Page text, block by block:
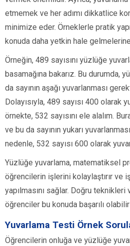
etmemek ve her adımı dikkatlice
minimize eder. Örneklerle pratik
konuda daha yetkin hale gelmelerine
Örneğin, 489 sayısını yüzlüğe
basamağına bakarız. Bu durumda,
da sayının aşağı yuvarlanması
Dolayısıyla, 489 sayısı 400 olarak
örnekte, 532 sayısını ele alalım.
ve bu da sayının yukarı
nedenle, 532 sayısı 600 olarak
Yüzlüğe yuvarlama, matematiksel
öğrencilerin işlerini kolaylaştırır ve
yapılmasını sağlar. Doğru
öğrenciler bu konuda başarılı
Yuvarlama Testi Örnek
Öğrencilerin onluğa ve yüzlüğe